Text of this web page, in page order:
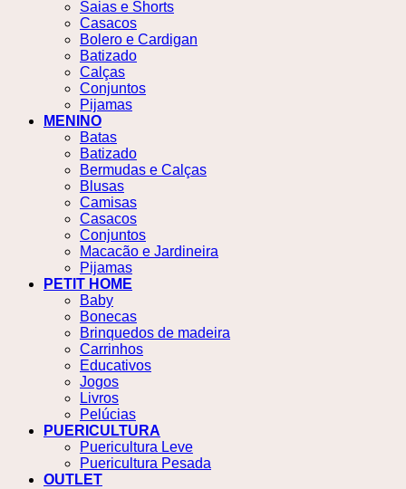
Saias e Shorts
Casacos
Bolero e Cardigan
Batizado
Calças
Conjuntos
Pijamas
MENINO
Batas
Batizado
Bermudas e Calças
Blusas
Camisas
Casacos
Conjuntos
Macacão e Jardineira
Pijamas
PETIT HOME
Baby
Bonecas
Brinquedos de madeira
Carrinhos
Educativos
Jogos
Livros
Pelúcias
PUERICULTURA
Puericultura Leve
Puericultura Pesada
OUTLET